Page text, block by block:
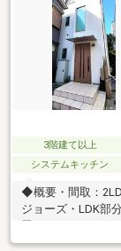
3階建て以上
システムキッチン
◆概要・間取：
ジョーズ・LDK部
（ドア２箇所設置